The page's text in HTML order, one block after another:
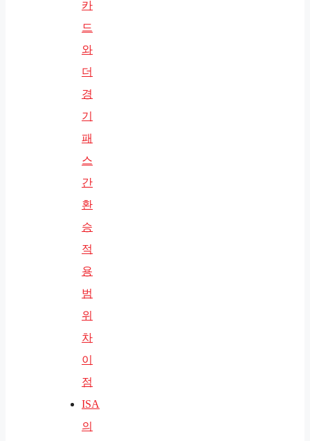
카
드
와
더
경
기
패
스
간
환
승
적
용
범
위
차
이
점
ISA
의